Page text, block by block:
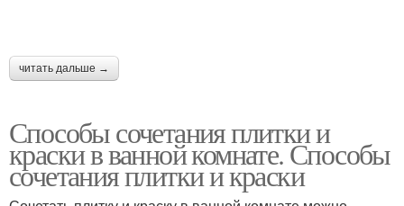
читать дальше →
Способы сочетания плитки и
краски в ванной комнате. Способы
сочетания плитки и краски